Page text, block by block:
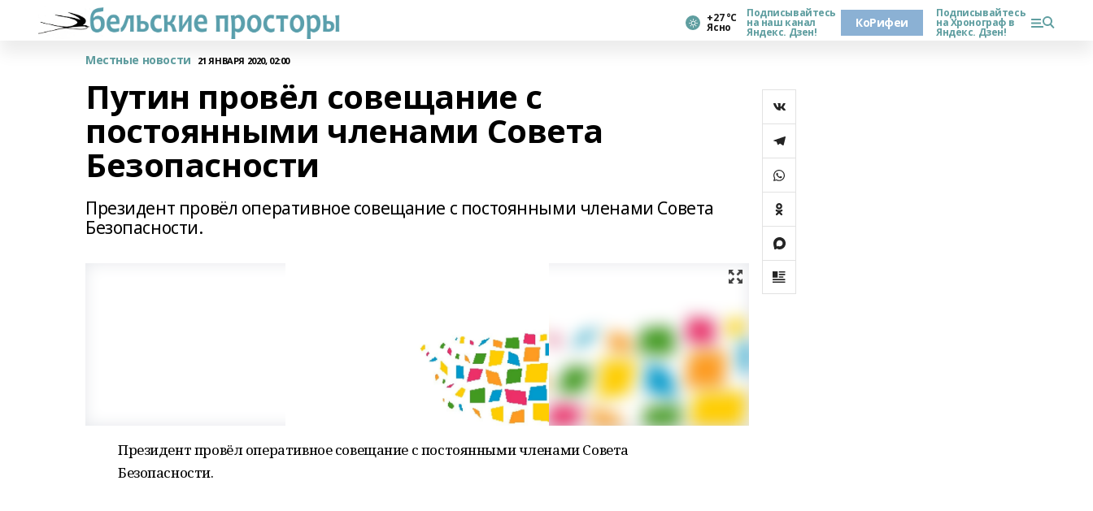
+27 °С
Ясно
Подписывайтесь
на наш канал
Яндекс. Дзен!
КоРифеи
Подписывайтесь
на Хронограф в
Яндекс. Дзен!
Местные новости 21 ЯНВАРЯ 2020, 02:00
Путин провёл совещание с
постоянными членами Совета
Безопасности
Президент провёл оперативное совещание с постоянными членами Совета
Безопасности.
Президент провёл оперативное совещание с постоянными членами Совета
Безопасности.